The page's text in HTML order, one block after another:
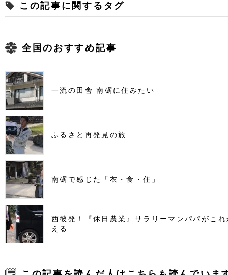
この記事に関するタグ
全国のおすすめ記事
一流の田舎 南砺に住みたい
ふるさと再発見の旅
南砺で感じた「衣・食・住」
西彼発！『休日農業』サラリーマンパパがこ
える